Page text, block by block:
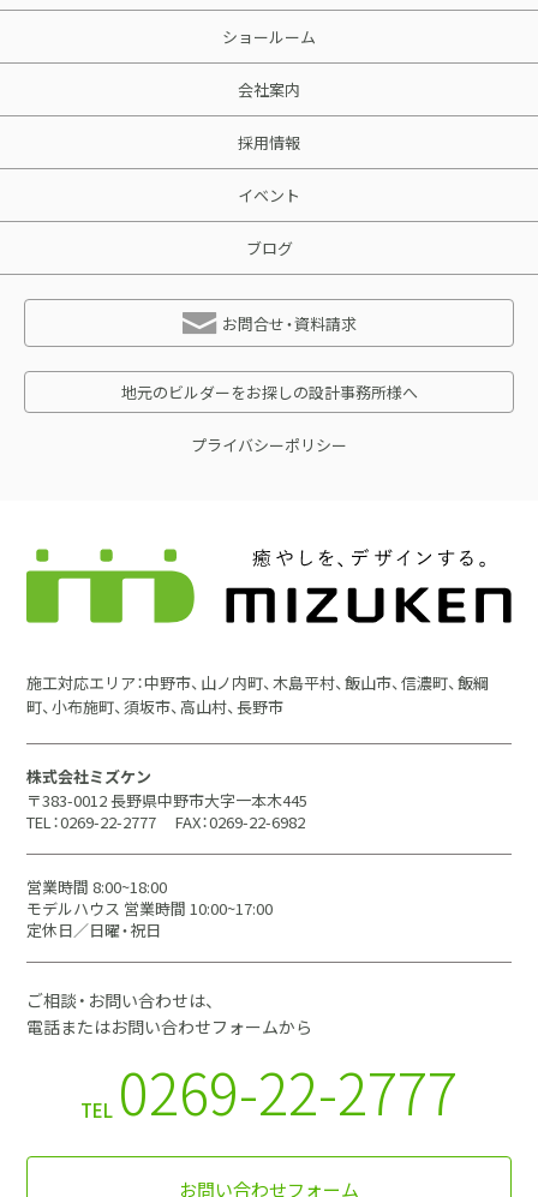
ショールーム
会社案内
採用情報
イベント
ブログ
お問合せ・資料請求
地元のビルダーをお探しの設計事務所様へ
プライバシーポリシー
施工対応エリア：中野市、山ノ内町、木島平村、飯山市、信濃町、飯綱
町、小布施町、須坂市、高山村、長野市
株式会社ミズケン
〒383-0012 長野県中野市大字一本木445
TEL：0269-22-2777
FAX：0269-22-6982
営業時間 8:00~18:00
モデルハウス 営業時間 10:00~17:00
定休日／日曜・祝日
ご相談・お問い合わせは、
電話またはお問い合わせフォームから
TEL 0269-22-2777
お問い合わせフォーム